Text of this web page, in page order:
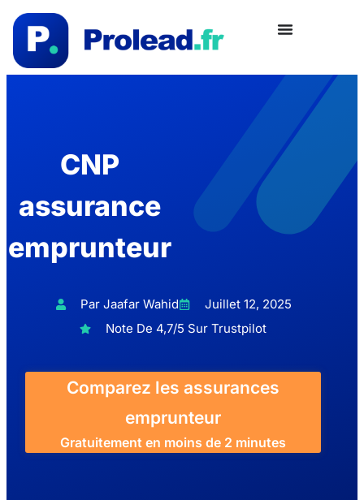
CNP
assurance
emprunteur
Par Jaafar Wahid
Juillet 12, 2025
Note De 4,7/5 Sur Trustpilot
Comparez les assurances
emprunteur
Gratuitement en moins de 2 minutes